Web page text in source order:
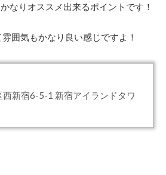
なりオススメ出来るポイントです！
囲気もかなり良い感じですよ！
新宿6-5-1 新宿アイランドタワ